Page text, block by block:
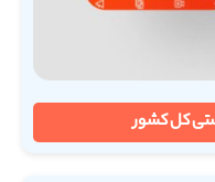
کل کشور